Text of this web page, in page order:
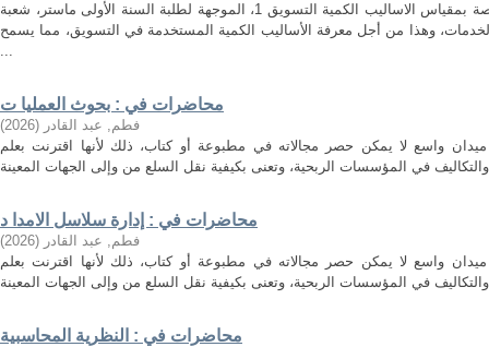
هذه المطبوعة هي مجموعة محاضرات خاصة بمقياس الاساليب الكمية التسويق 1، الموجهة لطلبة السنة الأولى ماستر، شعبة
وهذا من أجل معرفة الأساليب الكمية المستخدمة في التسويق، مما يسمح
...
محاضرات في : بحوث العمليا ت
فطم, عبد القادر (
2026
)
واسع لا يمكن حصر مجالاته في مطبوعة أو كتاب، ذلك لأنها اقترنت بعلم
محاضرات في : إدارة سلاسل الامدا د
فطم, عبد القادر (
2026
)
واسع لا يمكن حصر مجالاته في مطبوعة أو كتاب، ذلك لأنها اقترنت بعلم
محاضرات في : النظرية المحاسبية